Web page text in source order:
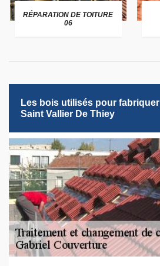
RÉPARATION DE TOITURE
06
Les bois utilisés pour
Saint Vallier De Thiey